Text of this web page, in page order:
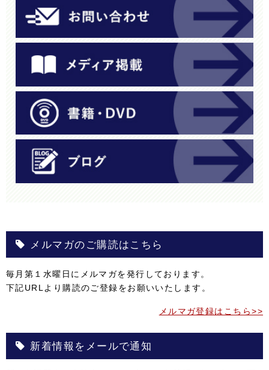
メルマガのご購読はこちら
毎月第１水曜日にメルマガを発行しております。
下記URLより購読のご登録をお願いいたします。
メルマガ登録はこちら>>
新着情報をメールで通知